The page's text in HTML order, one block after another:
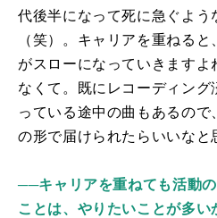
代後半になって死に急ぐよう
（笑）。キャリアを重ねる
がスローになっていきますよ
なくて。既にレコーディン
っている途中の曲もあるので
の形で届けられたらいいなと
──キャリアを重ねても活動
ことは、やりたいことが多い